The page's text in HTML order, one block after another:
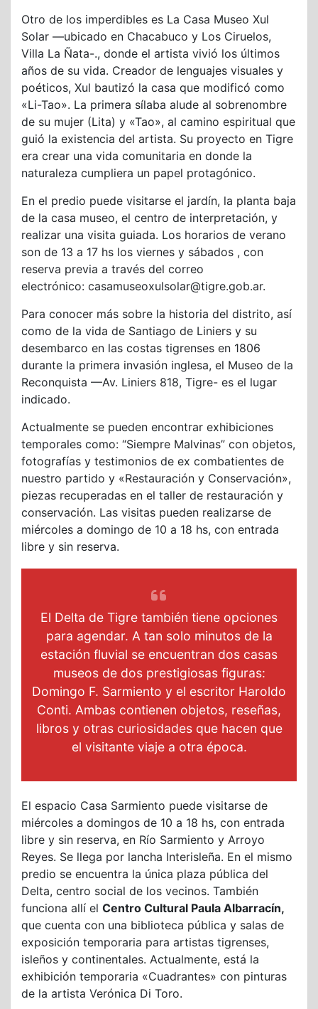
Otro de los imperdibles es La Casa Museo Xul
Solar —ubicado en Chacabuco y Los Ciruelos,
Villa La Ñata-., donde el artista vivió los últimos
años de su vida. Creador de lenguajes visuales y
poéticos, Xul bautizó la casa que modificó como
«Li-Tao». La primera sílaba alude al sobrenombre
de su mujer (Lita) y «Tao», al camino espiritual que
guió la existencia del artista. Su proyecto en Tigre
era crear una vida comunitaria en donde la
naturaleza cumpliera un papel protagónico.
En el predio puede visitarse el jardín, la planta baja
de la casa museo, el centro de interpretación, y
realizar una visita guiada. Los horarios de verano
son de 13 a 17 hs los viernes y sábados , con
reserva previa a través del correo
electrónico: casamuseoxulsolar@tigre.gob.ar.
Para conocer más sobre la historia del distrito, así
como de la vida de Santiago de Liniers y su
desembarco en las costas tigrenses en 1806
durante la primera invasión inglesa, el Museo de la
Reconquista —Av. Liniers 818, Tigre- es el lugar
indicado.
Actualmente se pueden encontrar exhibiciones
temporales como: “Siempre Malvinas” con objetos,
fotografías y testimonios de ex combatientes de
nuestro partido y «Restauración y Conservación»,
piezas recuperadas en el taller de restauración y
conservación. Las visitas pueden realizarse de
miércoles a domingo de 10 a 18 hs, con entrada
libre y sin reserva.
El Delta de Tigre también tiene opciones
para agendar. A tan solo minutos de la
estación fluvial se encuentran dos casas
museos de dos prestigiosas figuras:
Domingo F. Sarmiento y el escritor Haroldo
Conti. Ambas contienen objetos, reseñas,
libros y otras curiosidades que hacen que
el visitante viaje a otra época.
El espacio Casa Sarmiento puede visitarse de
miércoles a domingos de 10 a 18 hs, con entrada
libre y sin reserva, en Río Sarmiento y Arroyo
Reyes. Se llega por lancha Interisleña. En el mismo
predio se encuentra la única plaza pública del
Delta, centro social de los vecinos. También
funciona allí el Centro Cultural Paula Albarracín,
que cuenta con una biblioteca pública y salas de
exposición temporaria para artistas tigrenses,
isleños y continentales. Actualmente, está la
exhibición temporaria «Cuadrantes» con pinturas
de la artista Verónica Di Toro.